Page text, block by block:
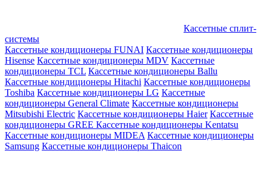
Кассетные сплит-
системы
Кассетные кондиционеры FUNAI Кассетные кондиционеры
Hisense Кассетные кондиционеры MDV Кассетные
кондиционеры TCL Кассетные кондиционеры Ballu
Кассетные кондиционеры Hitachi Кассетные кондиционеры
Toshiba Кассетные кондиционеры LG Кассетные
кондиционеры General Climate Кассетные кондиционеры
Mitsubishi Electric Кассетные кондиционеры Haier Кассетные
кондиционеры GREE Кассетные кондиционеры Kentatsu
Кассетные кондиционеры MIDEA Кассетные кондиционеры
Samsung Кассетные кондиционеры Thaicon